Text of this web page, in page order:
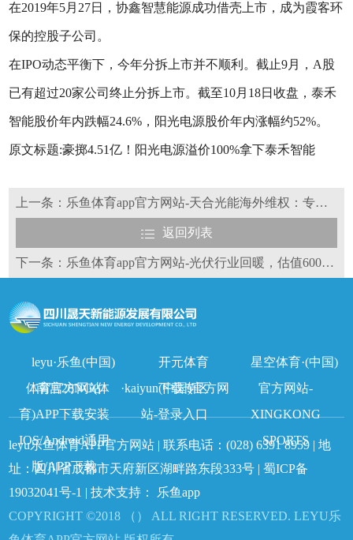
在2019年5月27日，协鑫智慧能源成功借壳上市，成为霞客环
保的控股子公司。
在IPO动态平衡下，今年分拆上市并不顺利。截止9月，A股
已有超过20家公司终止分拆上市。截至10月18日收盘，泰禾
智能股价年内跌幅24.6%，阳光电源股价年内涨幅约52%。
原文标题:豪掷4.51亿！阳光电源溢价100%拿下泰禾智能
上一条：乐鱼体育app官方网站-天合光能海外维权：专利不存在申请撤销一说
返回列表
下一条：乐鱼体育app官方网站-光伏行业回暖，估值600亿光伏电站龙头上市有戏了？
leyu·乐鱼(中国)
体育官方网站
开元体育
·kaiyun(中国)官方网
站-登录入口
星空体育·(中国)
官方网站-
XINGKONG
SPORTS
南宫28NG(体
育)APP下载安装
IOS/Android通用
版/APP下载
下载专区
leyu乐鱼体育APP官方网站 | 联系电话：(028) 6391 8959 | 地
址：四川省成都市天府新区湖畔路东段333号 |蜀ICP备
19032041号-1 | 技术支持： 乐鱼app
COPYRIGHT ©2018 （） ALL RIGHT RESERVED. LEYU乐